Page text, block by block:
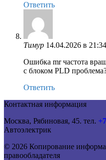
Ответить
Тимур 14.04.2026 в 21:34
Ошибка mr частота
с блоком PLD
Ответить
Контактная информация
Москва, Рябиновая, 45. тел.
Автоэлектрик
© 2026 Копирование
правообладателя